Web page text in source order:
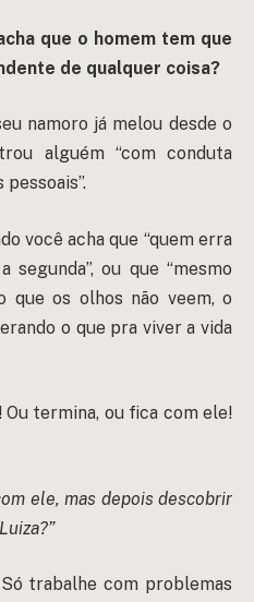
que o homem tem que
de qualquer coisa?
namoro já melou desde o
alguém “com conduta
você acha que “quem erra
ou que “mesmo
que os olhos não veem, o
o que pra viver a vida
Ou termina, ou fica com ele!
ele, mas depois descobrir
trabalhe com problemas